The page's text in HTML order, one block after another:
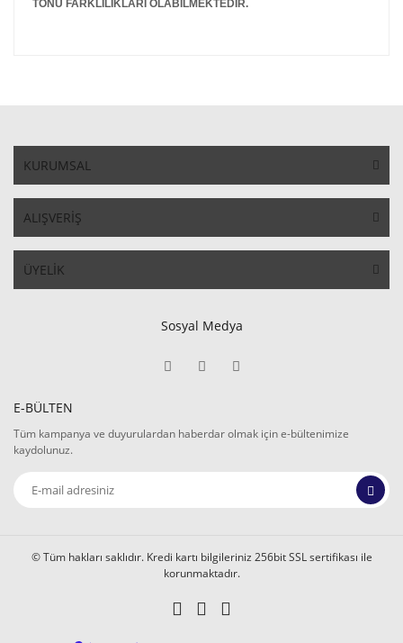
TONU FARKLILIKLARI OLABİLMEKTEDİR.
KURUMSAL
ALIŞVERİŞ
ÜYELİK
Sosyal Medya
E-BÜLTEN
Tüm kampanya ve duyurulardan haberdar olmak için e-bültenimize
kaydolunuz.
© Tüm hakları saklıdır. Kredi kartı bilgileriniz 256bit SSL sertifikası ile
korunmaktadır.